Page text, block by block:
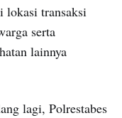
lokasi transaksi
serta
lainnya
lagi, Polrestabes